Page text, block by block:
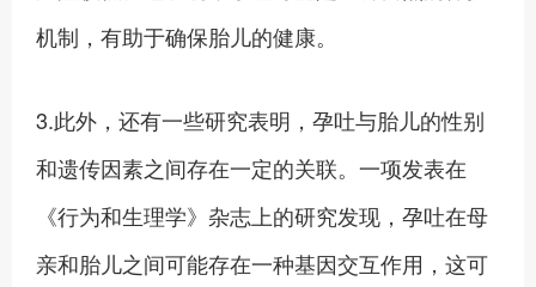
机制，有助于确保胎儿的健康。
3.此外，还有一些研究表明，孕吐与胎儿的性别
和遗传因素之间存在一定的关联。一项发表在
《行为和生理学》杂志上的研究发现，孕吐在母
亲和胎儿之间可能存在一种基因交互作用，这可